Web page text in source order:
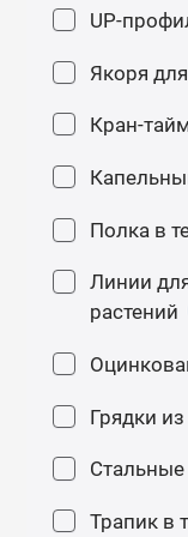
комплекте.
Особенности
Для теплицы с
снега.
Увеличенное
позволяет
нагрузки, чем
регионах уход
Монтаж
обеспечивает
покупателей
UP-
Якоря
Кран-
Полка в
Линии
растений
Грядки
Стальные
Трапик в